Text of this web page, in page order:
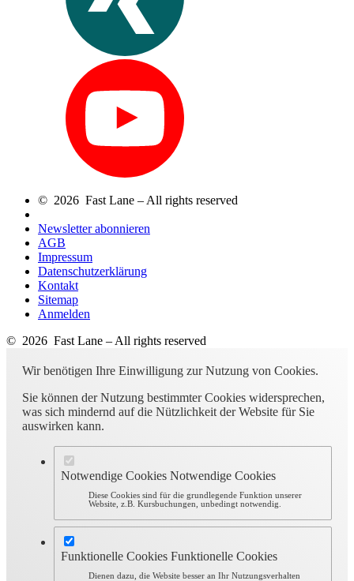
© 2026 Fast Lane – All rights reserved
Newsletter abonnieren
AGB
Impressum
Datenschutzerklärung
Kontakt
Sitemap
Anmelden
© 2026 Fast Lane – All rights reserved
Wir benötigen Ihre Einwilligung zur Nutzung von Cookies.
Sie können der Nutzung bestimmter Cookies widersprechen,
was sich mindernd auf die Nützlichkeit der Website für Sie
auswirken kann.
Notwendige Cookies Notwendige Cookies
Diese Cookies sind für die grundlegende Funktion unserer
Website, z.B. Kursbuchungen, unbedingt notwendig.
Funktionelle Cookies Funktionelle Cookies
Dienen dazu, die Website besser an Ihr Nutzungsverhalten